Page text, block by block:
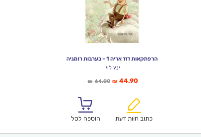
הרפתקאות דוד אריה 1 – בערבות רומניה
ינץ לוי
₪ 64.00המחיר
₪64.00.
₪ 44.90המחיר
הוא:
כתוב חוות דעת
הוספה לסל